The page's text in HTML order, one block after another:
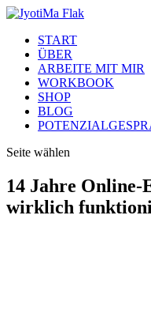
START
ÜBER
ARBEITE MIT MIR
WORKBOOK
SHOP
BLOG
Seite wählen
14 Jahre Online-
wirklich